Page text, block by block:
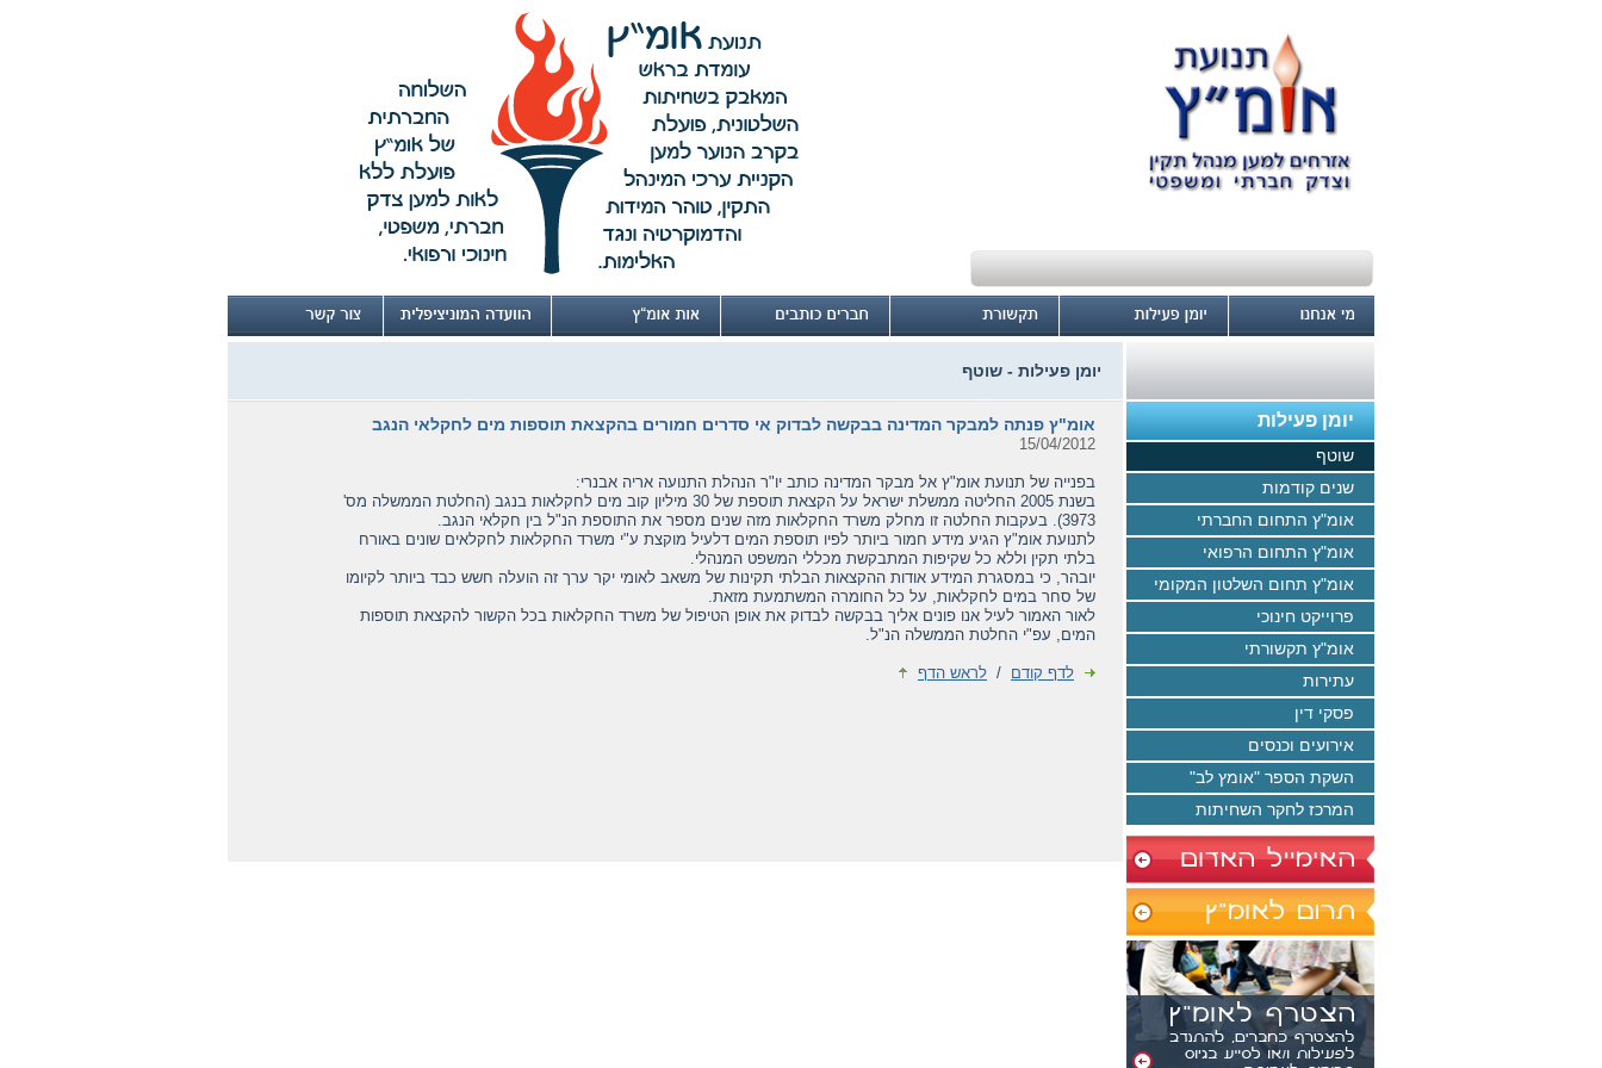
יומן פעילות - שוטף
אומ"ץ פנתה למבקר המדינה בבקשה לבדוק אי סדרים חמורים בהקצאת תוספות מים לחקלאי הנגב
15/04/2012
בפנייה של תנועת אומ"ץ אל מבקר המדינה כותב יו"ר הנהלת התנועה אריה אבנרי:
בשנת 2005 החליטה ממשלת ישראל על הקצאת תוספת של 30 מיליון קוב מים לחקלאות בנגב (החלטת הממשלה מס'
3973). בעקבות החלטה זו מחלק משרד החקלאות מזה שנים מספר את התוספת הנ"ל בין חקלאי הנגב.
לתנועת אומ"ץ הגיע מידע חמור ביותר לפיו תוספת המים דלעיל מוקצת ע"י משרד החקלאות לחקלאים שונים באורח
בלתי תקין וללא כל שקיפות המתבקשת מכללי המשפט המנהלי.
יובהר, כי במסגרת המידע אודות ההקצאות הבלתי תקינות של משאב לאומי יקר ערך זה הועלה חשש כבד ביותר לקיומו
של סחר במים לחקלאות, על כל החומרה המשתמעת מזאת.
לאור האמור לעיל אנו פונים אליך בבקשה לבדוק את אופן הטיפול של משרד החקלאות בכל הקשור להקצאת תוספות
המים, עפ"י החלטת הממשלה הנ"ל.
לדף קודם / לראש הדף
יומן פעילות
שוטף
שנים קודמות
אומ"ץ התחום החברתי
אומ"ץ התחום הרפואי
אומ"ץ תחום השלטון המקומי
פרוייקט חינוכי
אומ"ץ תקשורתי
עתירות
פסקי דין
אירועים וכנסים
השקת הספר "אומץ לב"
המרכז לחקר השחיתות